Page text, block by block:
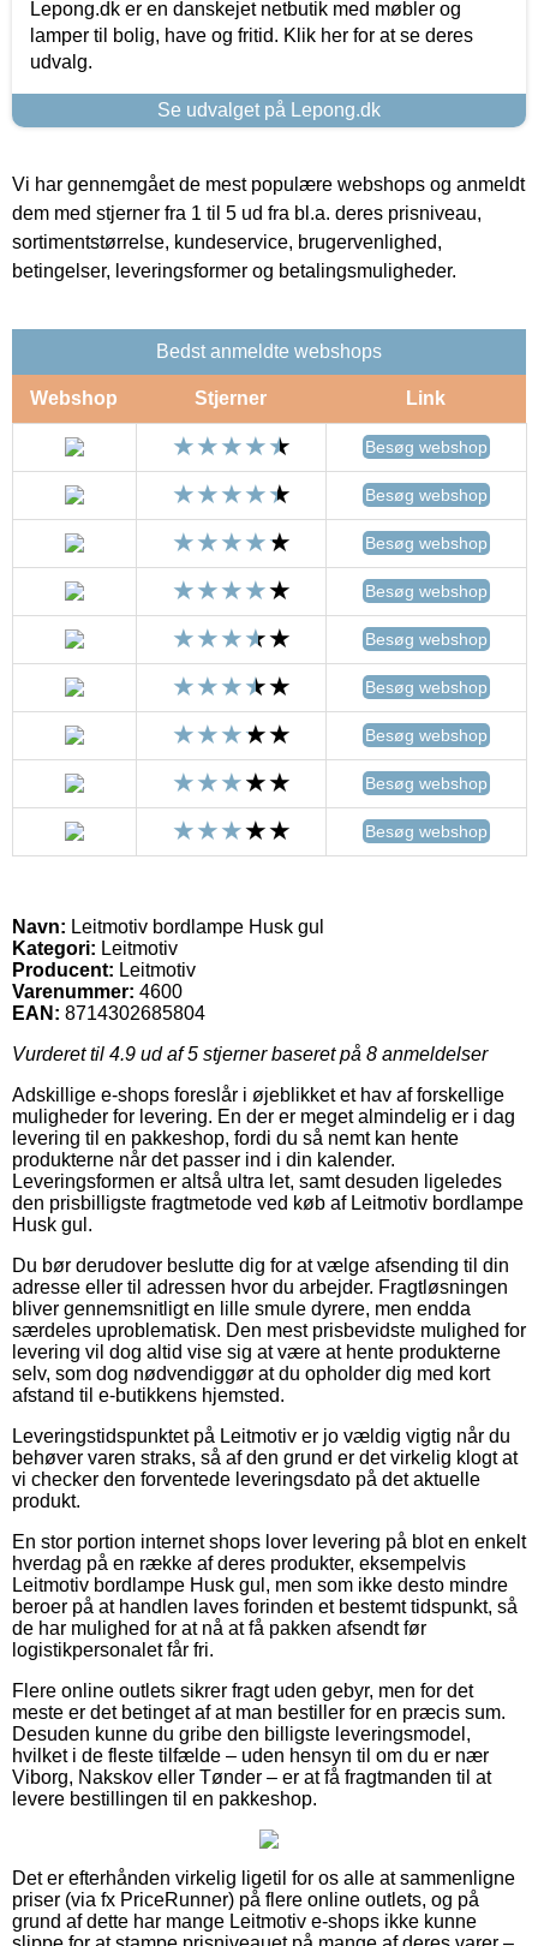
Lepong.dk er en danskejet netbutik med møbler og
lamper til bolig, have og fritid. Klik her for at se deres
udvalg.
Se udvalget på Lepong.dk
Vi har gennemgået de mest populære webshops og anmeldt
dem med stjerner fra 1 til 5 ud fra bl.a. deres prisniveau,
sortimentstørrelse, kundeservice, brugervenlighed,
betingelser, leveringsformer og betalingsmuligheder.
Bedst anmeldte webshops
Webshop Stjerner Link
Besøg webshop
Besøg webshop
Besøg webshop
Besøg webshop
Besøg webshop
Besøg webshop
Besøg webshop
Besøg webshop
Besøg webshop
Navn: Leitmotiv bordlampe Husk gul
Kategori: Leitmotiv
Producent: Leitmotiv
Varenummer: 4600
EAN: 8714302685804
Vurderet til 4.9 ud af 5 stjerner baseret på 8 anmeldelser
Adskillige e-shops foreslår i øjeblikket et hav af forskellige
muligheder for levering. En der er meget almindelig er i dag
levering til en pakkeshop, fordi du så nemt kan hente
produkterne når det passer ind i din kalender.
Leveringsformen er altså ultra let, samt desuden ligeledes
den prisbilligste fragtmetode ved køb af Leitmotiv bordlampe
Husk gul.
Du bør derudover beslutte dig for at vælge afsending til din
adresse eller til adressen hvor du arbejder. Fragtløsningen
bliver gennemsnitligt en lille smule dyrere, men endda
særdeles uproblematisk. Den mest prisbevidste mulighed for
levering vil dog altid vise sig at være at hente produkterne
selv, som dog nødvendiggør at du opholder dig med kort
afstand til e-butikkens hjemsted.
Leveringstidspunktet på Leitmotiv er jo vældig vigtig når du
behøver varen straks, så af den grund er det virkelig klogt at
vi checker den forventede leveringsdato på det aktuelle
produkt.
En stor portion internet shops lover levering på blot en enkelt
hverdag på en række af deres produkter, eksempelvis
Leitmotiv bordlampe Husk gul, men som ikke desto mindre
beroer på at handlen laves forinden et bestemt tidspunkt, så
de har mulighed for at nå at få pakken afsendt før
logistikpersonalet får fri.
Flere online outlets sikrer fragt uden gebyr, men for det
meste er det betinget af at man bestiller for en præcis sum.
Desuden kunne du gribe den billigste leveringsmodel,
hvilket i de fleste tilfælde – uden hensyn til om du er nær
Viborg, Nakskov eller Tønder – er at få fragtmanden til at
levere bestillingen til en pakkeshop.
Det er efterhånden virkelig ligetil for os alle at sammenligne
priser (via fx PriceRunner) på flere online outlets, og på
grund af dette har mange Leitmotiv e-shops ikke kunne